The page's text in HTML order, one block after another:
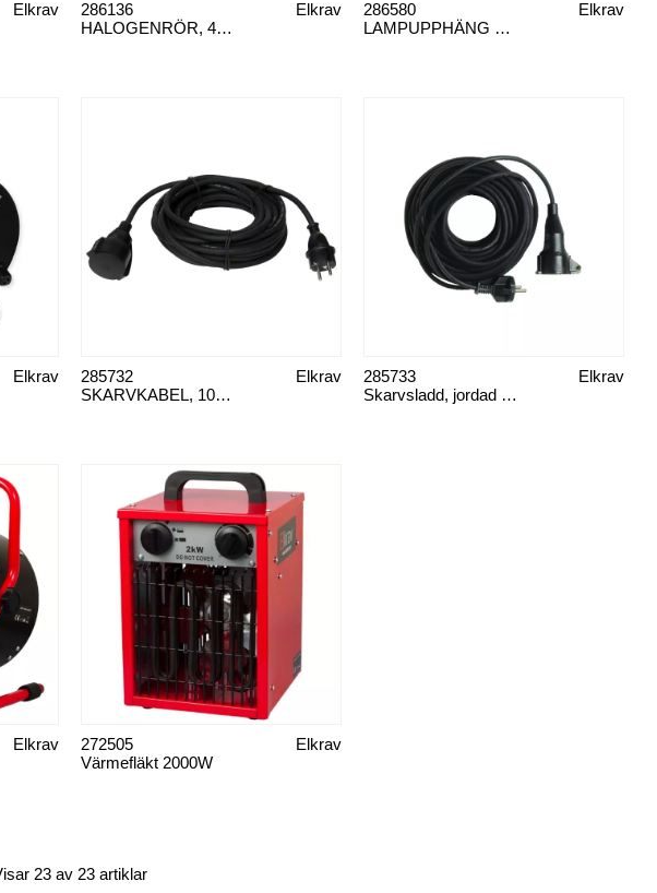
Elkrav
HALOGENRÖR, 400W
Elkrav
286136
LAMPUPPHÄNG DCL,E27 15CM SLADD
Elkrav
286580
Elkrav
SKARVKABEL, 10M JORDAD GUMMI
Elkrav
285732
Skarvsladd, jordad 25m
Elkrav
285733
Elkrav
Värmefläkt 2000W
Elkrav
272505
23 av 23 artiklar